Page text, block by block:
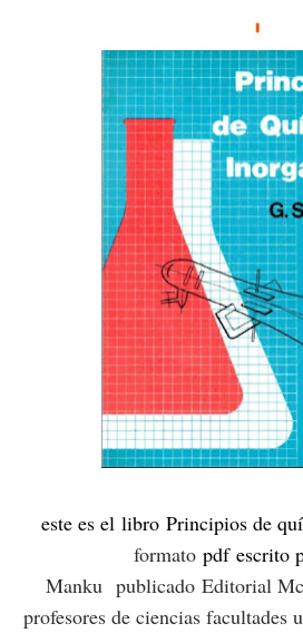
este es el libro Principios de
formato pdf escrito
MankupublicadoEditorial
profesores de ciencias facultades